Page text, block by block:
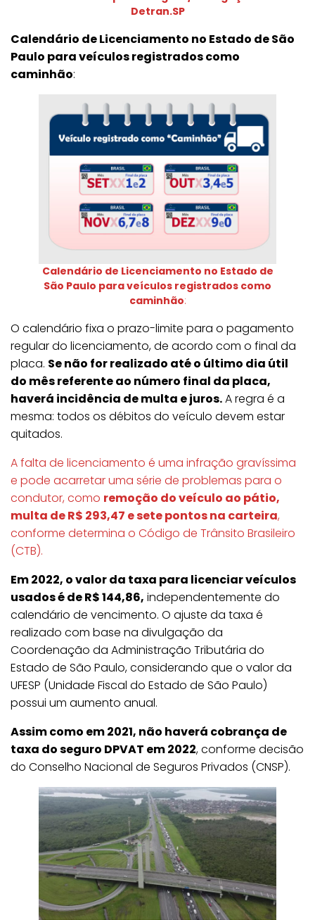
Detran.SP
Calendário de Licenciamento no Estado de São
Paulo para veículos registrados como
caminhão:
Calendário de Licenciamento no Estado de
São Paulo para veículos registrados como
caminhão:
O calendário fixa o prazo-limite para o pagamento
regular do licenciamento, de acordo com o final da
placa. Se não for realizado até o último dia útil
do mês referente ao número final da placa,
haverá incidência de multa e juros.A regra é a
mesma: todos os débitos do veículo devem estar
quitados.
A falta de licenciamento é uma infração gravíssima
e pode acarretar uma série de problemas para o
condutor, como remoção do veículo ao pátio,
multa de R$ 293,47 e sete pontos na carteira,
conforme determina o Código de Trânsito Brasileiro
(CTB).
Em 2022, o valor da taxa para licenciar veículos
usados é de R$ 144,86, independentemente do
calendário de vencimento. O ajuste da taxa é
realizado com base na divulgação da
Coordenação da Administração Tributária do
Estado de São Paulo, considerando que o valor da
UFESP (Unidade Fiscal do Estado de São Paulo)
possui um aumento anual.
Assim como em 2021, não haverá cobrança de
taxa do seguro DPVAT em 2022, conforme decisão
do Conselho Nacional de Seguros Privados (CNSP).